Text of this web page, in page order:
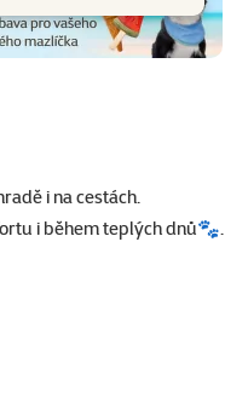
i na cestách.
i během teplých dnů🐾.